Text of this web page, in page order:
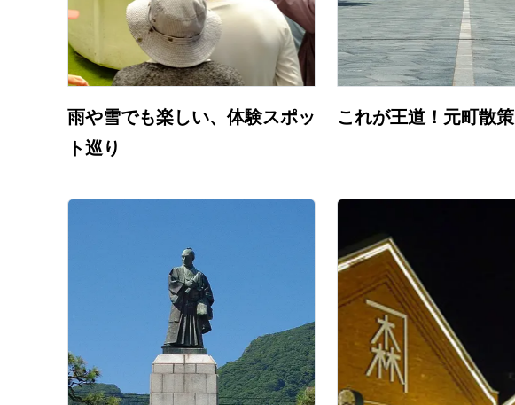
雨や雪でも楽しい、体験スポッ
ト巡り
これが王道！元町散策